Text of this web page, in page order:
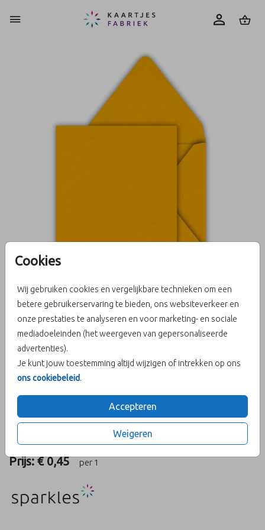
Cookies
Wij gebruiken cookies en vergelijkbare technieken om een
betere gebruikerservaring te bieden, ons websiteverkeer en
onze prestaties te analyseren en voor marketing- en sociale
mediadoeleinden (het weergeven van gepersonaliseerde
advertenties).
Je kunt jouw toestemming altijd wijzigen of intrekken op ons
ons cookiebeleid.
Accepteren
Weigeren
Oker 14 X 14
Aantal x 1 Prijs:€ 0,45
OMSCHRIJVING
Prijs:€ 0,45 per 1